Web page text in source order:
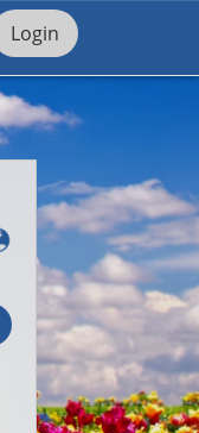
Login